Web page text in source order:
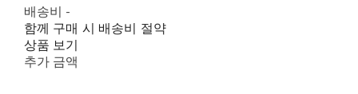
배송비 -
함께 구매 시 배송비 절약
상품 보기
추가 금액